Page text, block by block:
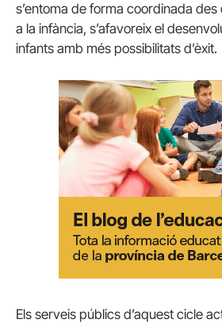
s’entoma de forma coordinada
a la infància, s’afavoreix el
infants amb més possibilitats d’èxit.
Els serveis públics d’aquest cicle